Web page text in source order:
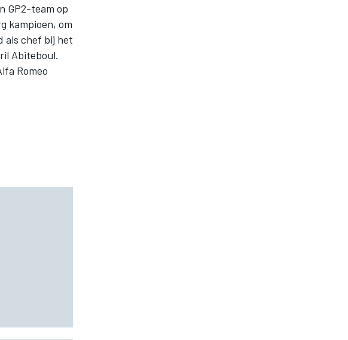
GP2-team op
kampioen, om
als chef bij het
Abiteboul.
Romeo